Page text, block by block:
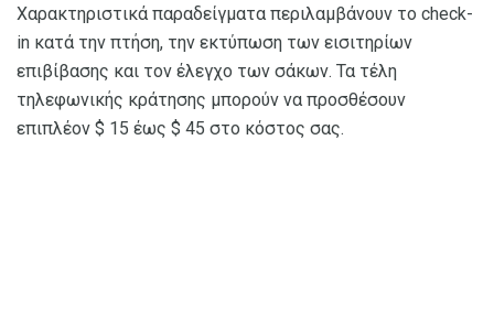
Χαρακτηριστικά παραδείγματα περιλαμβάνουν το check-
in κατά την πτήση, την εκτύπωση των εισιτηρίων
επιβίβασης και τον έλεγχο των σάκων. Τα τέλη
τηλεφωνικής κράτησης μπορούν να προσθέσουν
επιπλέον $ 15 έως $ 45 στο κόστος σας.